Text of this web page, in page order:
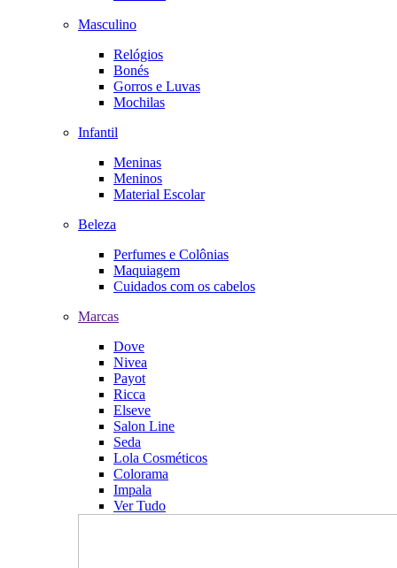
Masculino
Relógios
Bonés
Gorros e Luvas
Mochilas
Infantil
Meninas
Meninos
Material Escolar
Beleza
Perfumes e Colônias
Maquiagem
Cuidados com os cabelos
Marcas
Dove
Nivea
Payot
Ricca
Elseve
Salon Line
Seda
Lola Cosméticos
Colorama
Impala
Ver Tudo